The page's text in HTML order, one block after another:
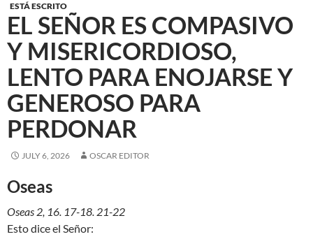
ESTÁ ESCRITO
EL SEÑOR ES COMPASIVO
Y MISERICORDIOSO,
LENTO PARA ENOJARSE Y
GENEROSO PARA
PERDONAR
JULY 6, 2026 OSCAR EDITOR
Oseas
Oseas 2, 16. 17-18. 21-22
Esto dice el Señor: